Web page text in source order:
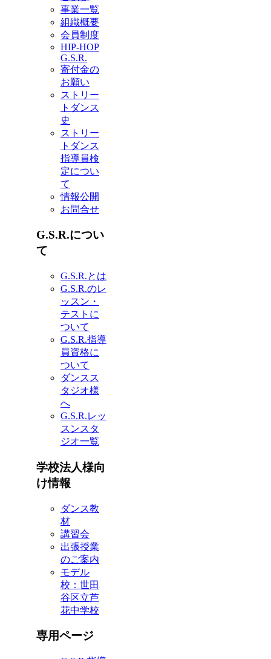
事業一覧
組織概要
会員制度
HIP-HOP
G.S.R.
寄付金の
お願い
ストリー
トダンス
史
ストリー
トダンス
指導員検
定につい
て
情報公開
お問合せ
G.S.R.につい
て
G.S.R.とは
G.S.R.のレ
ッスン・
テストに
ついて
G.S.R.指導
員資格に
ついて
ダンスス
タジオ様
へ
G.S.R.レッ
スンスタ
ジオ一覧
学校法人様向
け情報
ダンス教
材
講習会
出張授業
のご案内
モデル
校：世田
谷区立芦
花中学校
専用ページ